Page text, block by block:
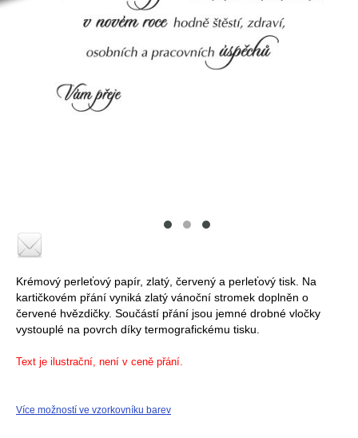
Krémový perleťový papír, zlatý, červený a perleťový tisk. Na
kartičkovém přání vyniká zlatý vánoční stromek doplněn o
červené hvězdičky. Součástí přání jsou jemné drobné vločky
vystouplé na povrch díky termografickému tisku.
Text je ilustrační, není v ceně přání.
Více možností ve vzorkovníku barev